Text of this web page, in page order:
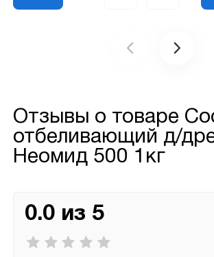
Отзывы о товаре
отбеливающий д/
Неомид 500 1кг
0.0 из 5